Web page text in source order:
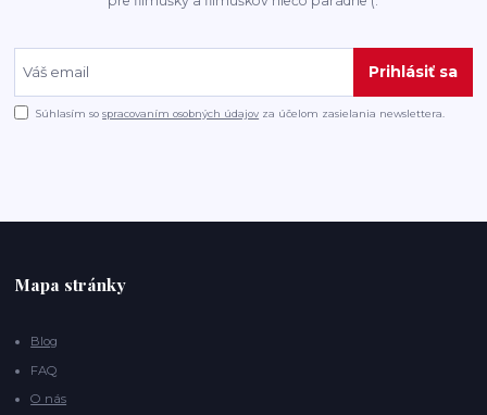
Prihlásiť sa
Súhlasím sospracovaním osobných údajov za účelom zasielania newslettera.
Mapa stránky
Blog
FAQ
O nás